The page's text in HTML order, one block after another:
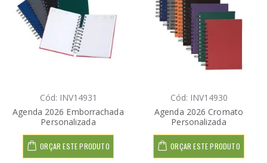
Cód: INV14931
Agenda 2026 Emborrachada
Personalizada
ORÇAR ESTE PRODUTO
Cód: INV14930
Agenda 2026 Cromato
Personalizada
ORÇAR ESTE PRODUTO